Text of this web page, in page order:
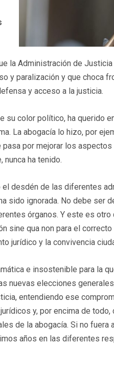
la Administración de
y paralización y que choca
y acceso a la justicia.
su color político, ha querido
La abogacía lo hizo, por
por mejorar los
nunca ha tenido.
desdén de las diferentes
sido ignorada. No debe ser
órganos. Y este es
sine qua non para el
jurídico y la convivencia
e insostenible para la
nuevas elecciones
entendiendo ese
y, por encima de todo,
de la abogacía. Si no
años en las diferentes